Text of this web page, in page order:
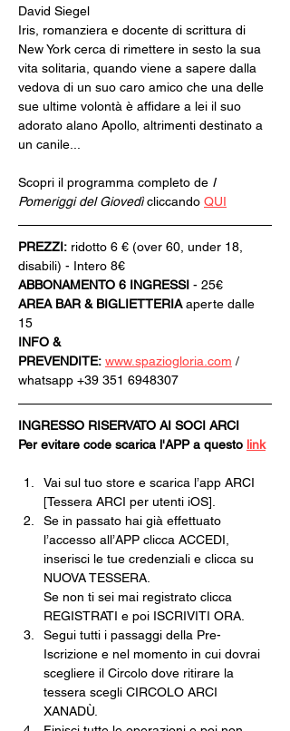
David Siegel
Iris, romanziera e docente di scrittura di
New York cerca di rimettere in sesto la sua
vita solitaria, quando viene a sapere dalla
vedova di un suo caro amico che una delle
sue ultime volontà è affidare a lei il suo
adorato alano Apollo, altrimenti destinato a
un canile...
Scopri il programma completo de I
Pomeriggi del Giovedì cliccando QUI
PREZZI: ridotto 6 € (over 60, under 18,
disabili) - Intero 8€
ABBONAMENTO 6 INGRESSI - 25€
AREA BAR & BIGLIETTERIA aperte dalle
15
INFO &
PREVENDITE: www.spaziogloria.com /
whatsapp +39 351 6948307
INGRESSO RISERVATO AI SOCI ARCI
Per evitare code scarica l'APP a questo link
Vai sul tuo store e scarica l’app ARCI
[Tessera ARCI per utenti iOS].
Se in passato hai già effettuato
l’accesso all’APP clicca ACCEDI,
inserisci le tue credenziali e clicca su
NUOVA TESSERA.
Se non ti sei mai registrato clicca
REGISTRATI e poi ISCRIVITI ORA.
Segui tutti i passaggi della Pre-
Iscrizione e nel momento in cui dovrai
scegliere il Circolo dove ritirare la
tessera scegli CIRCOLO ARCI
XANADÙ.